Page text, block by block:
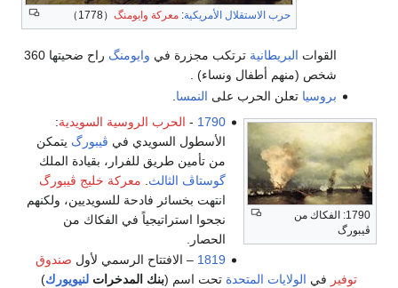
حرب الاستقلال الأمريكية: معركة وايومنگ （1778）
القوات البريطانية ترتكب مجزرة في وايومنگ
راح ضحيتها 360
شخص (منهم أطفال ونساء) .
بروسيا تعلن الحرب على النمسا
1790: الفكاك من
ڤيبورگ
1790
- الحرب الروسية السويدية:
الأسطول السويدي في ڤيبورگ يتمكن
من تأمين طريق للفرار، بقيادة الملك
گوستاڤ الثالث
معركة خليج ڤيبورگ
انتهت بخسائر فادحة للسويديين، ولكنهم
نجحوا استراتيجياً في الفكاك من
الحصار.
1819 – الافتتاح الرسمي لأول صندوق
توفير في الولايات المتحدة تحت اسم (بنك المدخراتلنيويورك)